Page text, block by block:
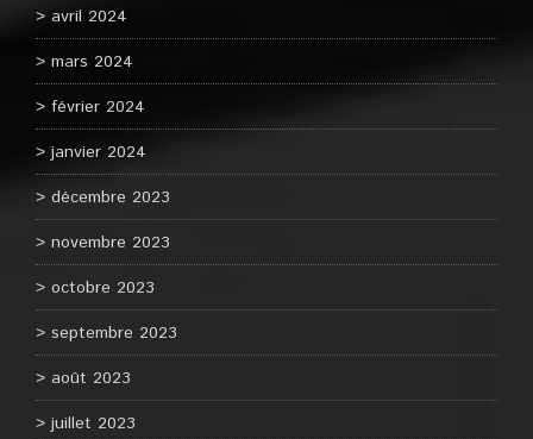
avril 2024
mars 2024
février 2024
janvier 2024
décembre 2023
novembre 2023
octobre 2023
septembre 2023
août 2023
juillet 2023